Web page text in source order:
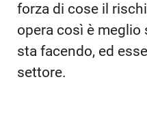
forza di cose il
opera così è meglio
sta facendo, ed
settore.